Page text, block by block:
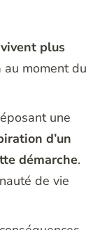
plus
au moment du
une
d’un
démarche.
de vie